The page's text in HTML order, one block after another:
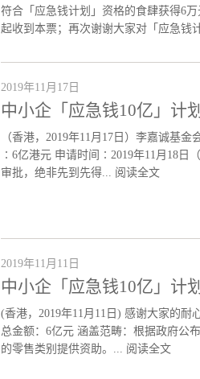
符合「应急钱计划」资格的食肆获得6
起收到本票；再次谢谢大家对「应急钱
2019年11月17日
中小企「应急钱10亿」计
（香港，2019年11月17日）李嘉诚基
∶6亿港元 申请时间∶2019年11月18日
审批，绝非先到先得... 阅读全文
2019年11月11日
中小企「应急钱10亿」计
(香港，2019年11月11日) 感谢大家的耐
总金额：6亿元 涵盖范畴：根据政府公
的零售类别提供资助。... 阅读全文